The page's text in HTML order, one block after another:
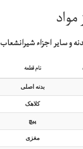
مواد
و سایر اجزاء
نام قطعه
بدنه اصلی
کلاهک
پیچ
مغزی